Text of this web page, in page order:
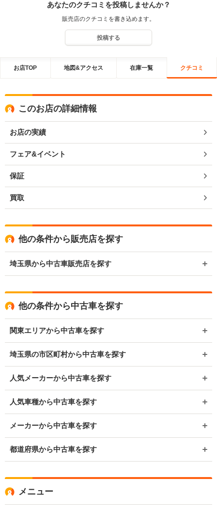
あなたのクチコミを投稿しませんか？
販売店のクチコミを書き込めます。
投稿する
お店TOP 地図&アクセス 在庫一覧 クチコミ
このお店の詳細情報
お店の実績
フェア&イベント
保証
買取
他の条件から販売店を探す
埼玉県から中古車販売店を探す
他の条件から中古車を探す
関東エリアから中古車を探す
埼玉県の市区町村から中古車を探す
人気メーカーから中古車を探す
人気車種から中古車を探す
メーカーから中古車を探す
都道府県から中古車を探す
メニュー